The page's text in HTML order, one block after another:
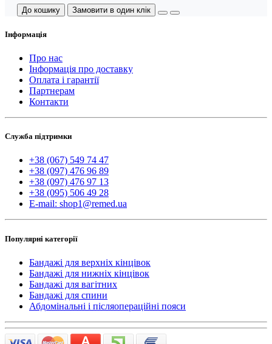
До кошику Замовити в один клік
Інформація
Про нас
Інформація про доставку
Оплата і гарантії
Партнерам
Контакти
Служба підтримки
+38 (067) 549 74 47
+38 (097) 476 96 89
+38 (097) 476 97 13
+38 (095) 506 49 28
E-mail: shop1@remed.ua
Популярні категорії
Бандажі для верхніх кінцівок
Бандажі для нижніх кінцівок
Бандажі для вагітних
Бандажі для спини
Абдомінальні і післяопераційні пояси